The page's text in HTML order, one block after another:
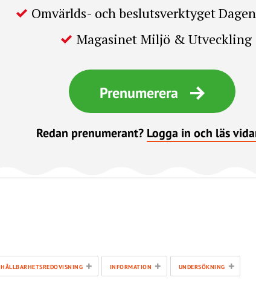
Omvärlds- och beslutsverktyget
Magasinet Miljö & Utveckling
Prenumerera
Redan prenumerant? Logga in och läs
HÅLLBARHETSREDOVISNING + INFORMATION + UNDERSÖKNING +